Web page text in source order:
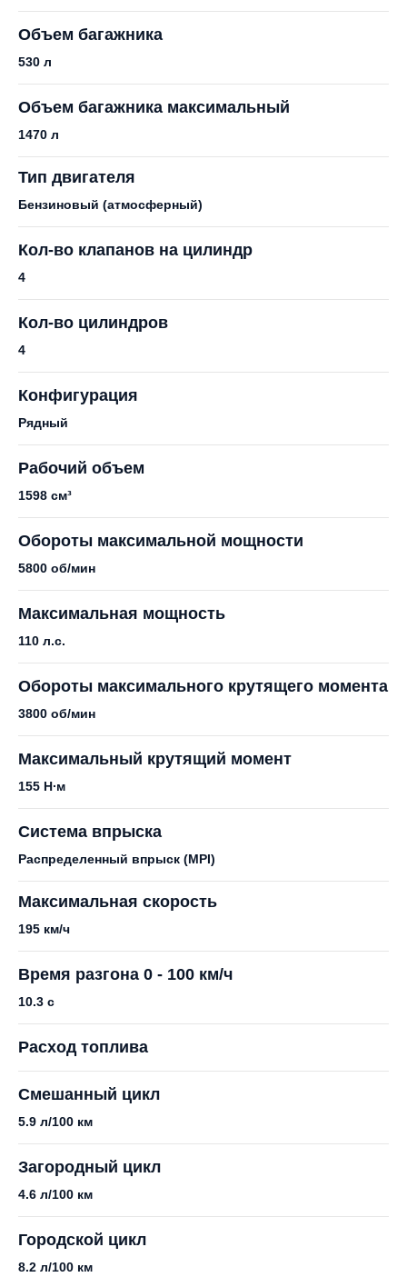
Объем багажника
530 л
Объем багажника максимальный
1470 л
Тип двигателя
Бензиновый (атмосферный)
Кол-во клапанов на цилиндр
4
Кол-во цилиндров
4
Конфигурация
Рядный
Рабочий объем
1598 см³
Обороты максимальной мощности
5800 об/мин
Максимальная мощность
110 л.с.
Обороты максимального крутящего момента
3800 об/мин
Максимальный крутящий момент
155 Н∙м
Система впрыска
Распределенный впрыск (MPI)
Максимальная скорость
195 км/ч
Время разгона 0 - 100 км/ч
10.3 с
Расход топлива
Смешанный цикл
5.9 л/100 км
Загородный цикл
4.6 л/100 км
Городской цикл
8.2 л/100 км